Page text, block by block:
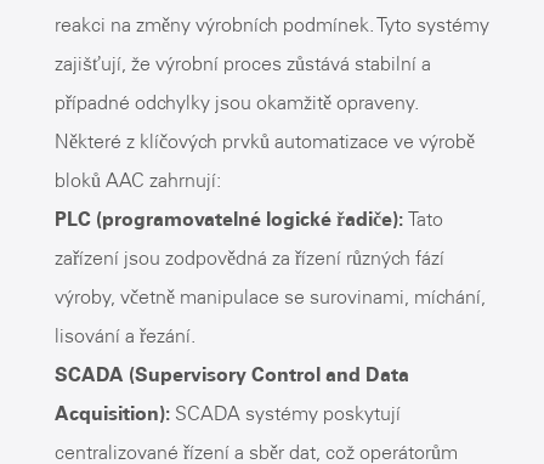
reakci na změny výrobních podmínek. Tyto systémy
zajišťují, že výrobní proces zůstává stabilní a
případné odchylky jsou okamžitě opraveny.
Některé z klíčových prvků automatizace ve výrobě
bloků AAC zahrnují:
PLC (programovatelné logické řadiče): Tato
zařízení jsou zodpovědná za řízení různých fází
výroby, včetně manipulace se surovinami, míchání,
lisování a řezání.
SCADA (Supervisory Control and Data
Acquisition): SCADA systémy poskytují
centralizované řízení a sběr dat, což operátorům